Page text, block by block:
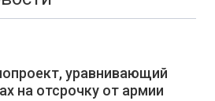
уравнивающий
на отсрочку от армии